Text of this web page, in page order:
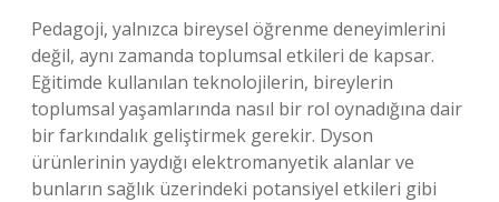
Pedagoji, yalnızca bireysel öğrenme deneyimlerini
değil, aynı zamanda toplumsal etkileri de kapsar.
Eğitimde kullanılan teknolojilerin, bireylerin
toplumsal yaşamlarında nasıl bir rol oynadığına dair
bir farkındalık geliştirmek gerekir. Dyson
ürünlerinin yaydığı elektromanyetik alanlar ve
bunların sağlık üzerindeki potansiyel etkileri gibi